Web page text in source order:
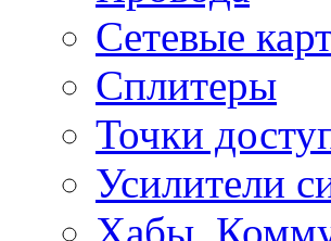
Сетевые
Сплитеры
Точки
Усилители